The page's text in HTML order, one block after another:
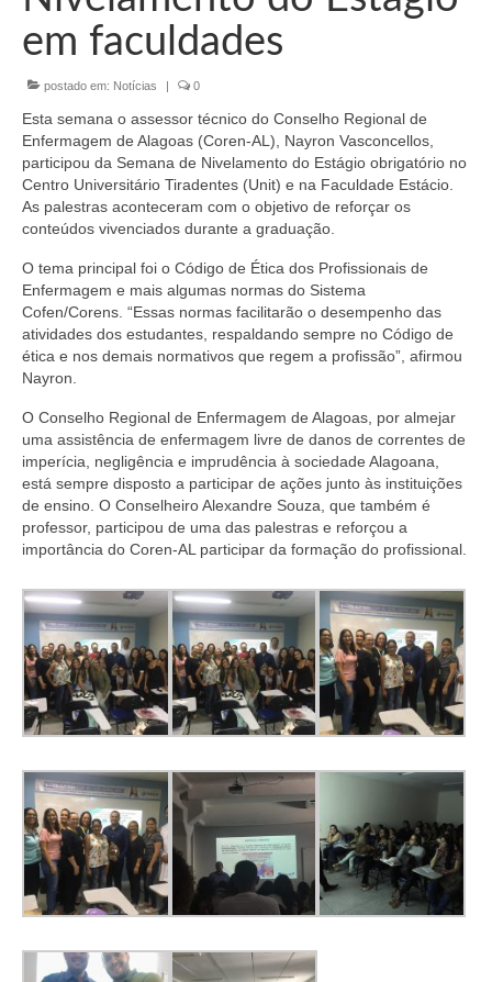
Conselheiros e Diretoria
Câmaras Técnicas
Carta de Serviços ao Cidadão
Governança
Transparência e Prestação de Contas
Eleições
Eleições Triênio 2027-2029
Eleições 2023
Agenda do presidente
Editais e licitação
Eleições
Fiscalização
Responsabilidade Técnica
Legislações
Decisões
Portarias
Resoluções
Desagravo Público
Processos Éticos
Censura Pública
em faculdades
postado em: Notícias | 0
Esta semana o assessor técnico do Conselho Regional de
Enfermagem de Alagoas (Coren-AL), Nayron Vasconcellos,
participou da Semana de Nivelamento do Estágio obrigatório no
Centro Universitário Tiradentes (Unit) e na Faculdade Estácio.
As palestras aconteceram com o objetivo de reforçar os
conteúdos vivenciados durante a graduação.
O tema principal foi o Código de Ética dos Profissionais de
Enfermagem e mais algumas normas do Sistema
Cofen/Corens. “Essas normas facilitarão o desempenho das
atividades dos estudantes, respaldando sempre no Código de
ética e nos demais normativos que regem a profissão”, afirmou
Nayron.
O Conselho Regional de Enfermagem de Alagoas, por almejar
uma assistência de enfermagem livre de danos de correntes de
imperícia, negligência e imprudência à sociedade Alagoana,
está sempre disposto a participar de ações junto às instituições
de ensino. O Conselheiro Alexandre Souza, que também é
professor, participou de uma das palestras e reforçou a
importância do Coren-AL participar da formação do profissional.